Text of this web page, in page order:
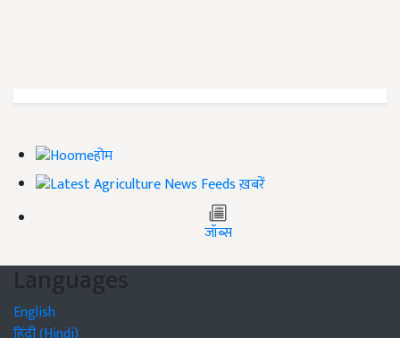
होम
ख़बरें
जॉब्स
Languages
English